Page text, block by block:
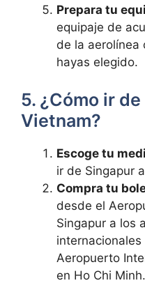
Prepara tu
equipaje de
de la aerolínea
hayas elegido.
5. ¿Cómo ir
Vietnam?
Escoge tu
ir de Singapur
Compra tu
desde el
Singapur a los
Aeropuerto
en Ho Chi Minh.